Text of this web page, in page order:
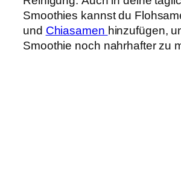
Smoothies kannst du
und Chiasamen hinzufügen,
Smoothie noch nahrhafter zu